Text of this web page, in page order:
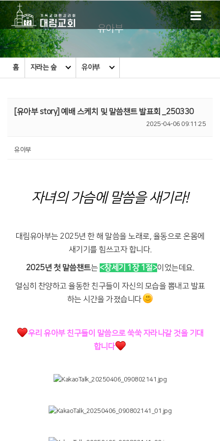
유아부
홈 자라는 숲 유아부
[유아부 story] 예배 스케치 및 말씀챈트 발표회 _250330
2025-04-06 09:11:25
유아부
자녀의 가슴에 말씀을 새기라!
대림유아부는 2025년 한 해 말씀을 노래로, 율동으로 온몸에
새기기를 힘쓰고자 합니다.
2025년 첫 말씀챈트는 <창세기 1장 1절>이었는데요.
열심히 찬양하고 율동한 친구들이 자신의 모습을 뽐내고 발표
하는 시간을 가졌습니다
우리 유아부 친구들이 말씀으로 쑥쑥 자라나갈 것을 기대
합니다